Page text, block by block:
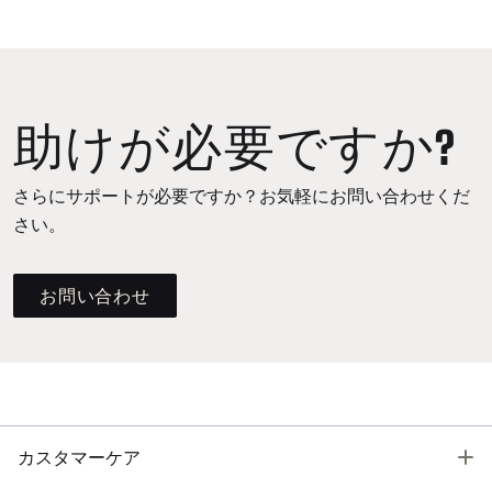
助けが必要ですか?
さらにサポートが必要ですか？お気軽にお問い合わせくだ
さい。
お問い合わせ
カスタマーケア